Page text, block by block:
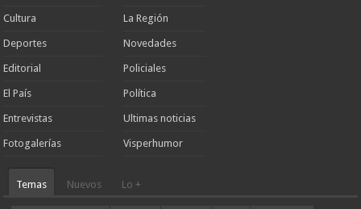
Cultura
Deportes
Editorial
El País
Entrevistas
Fotogalerías
La Región
Novedades
Policiales
Política
Ultimas noticias
Visperhumor
Temas Nuevos Lo +